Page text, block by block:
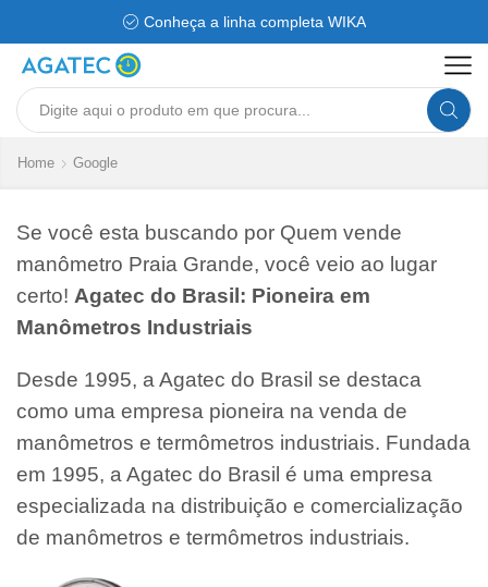
Conheça a linha completa WIKA
Search
Home Google
Se você esta buscando por Quem vende
manômetro Praia Grande, você veio ao lugar
certo! Agatec do Brasil: Pioneira em
Manômetros Industriais
Desde 1995, a Agatec do Brasil se destaca
como uma empresa pioneira na venda de
manômetros e termômetros industriais. Fundada
em 1995, a Agatec do Brasil é uma empresa
especializada na distribuição e comercialização
de manômetros e termômetros industriais.